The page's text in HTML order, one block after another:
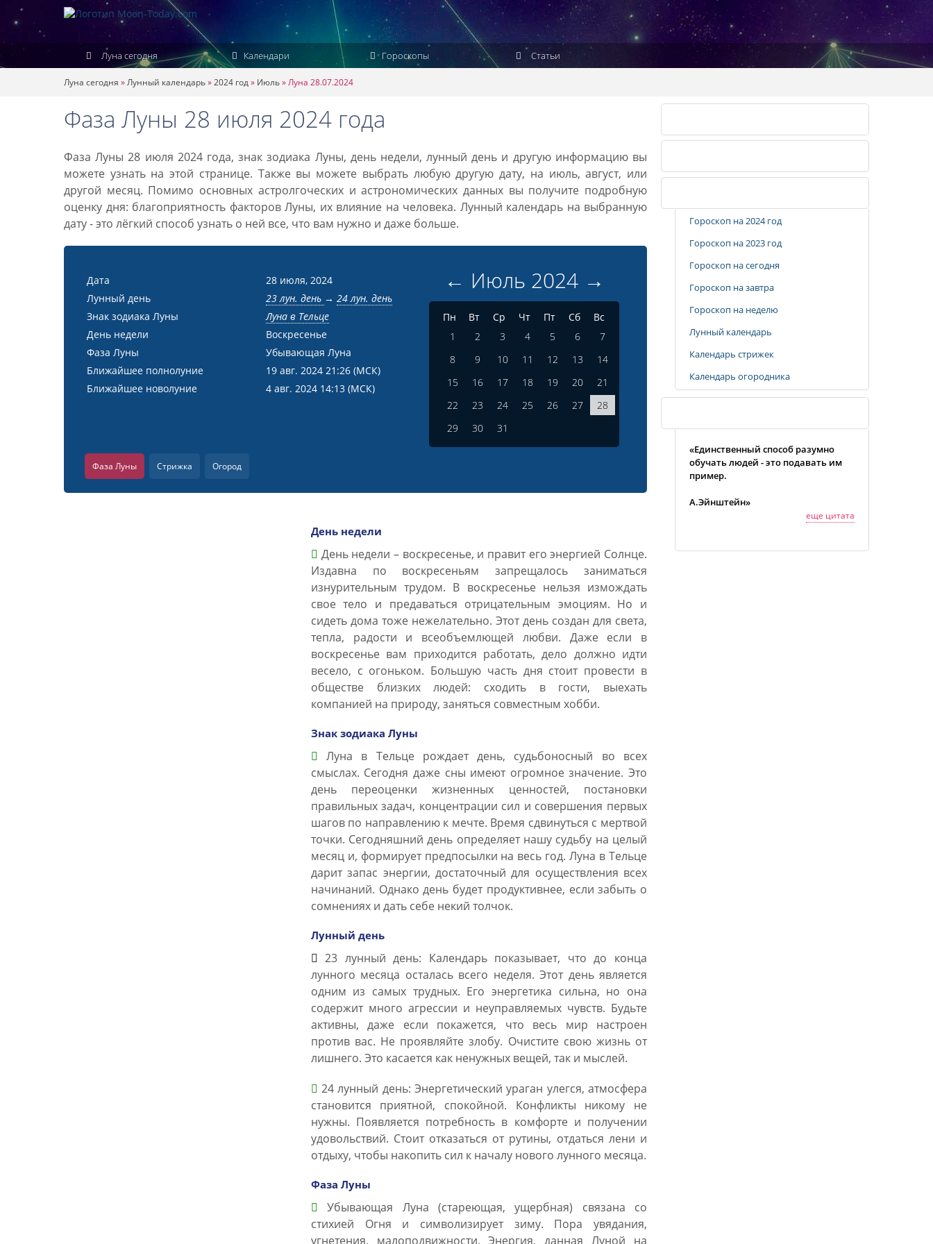
Луна сегодня Календари Гороскопы Статьи
Луна сегодня »Лунный календарь»2024 год» Июль»Луна 28.07.2024
Фаза Луны 28 июля 2024 года
Фаза Луны 28 июля 2024 года, знак зодиака Луны, день недели, лунный день и другую информацию вы
можете узнать на этой странице. Также вы можете выбрать любую другую дату, на июль, август, или
другой месяц. Помимо основных астролгоческих и астрономических данных вы получите подробную
оценку дня: благоприятность факторов Луны, их влияние на человека. Лунный календарь на выбранную
дату - это лёгкий способ узнать о ней все, что вам нужно и даже больше.
Дата
28 июля, 2024
Лунный день
23 лун. день → 24 лун. день
Знак зодиака Луны
Луна в Тельце
День недели
Воскресенье
Фаза Луны
Убывающая Луна
Ближайшее полнолуние
19 авг. 2024 21:26 (МСК)
Ближайшее новолуние
4 авг. 2024 14:13 (МСК)
← Июль 2024 →
Пн Вт Ср Чт Пт Сб
Вс
1
2 3 4 5 6
7
8
9 10 11 12 13
14
15
16 17 18 19 20
21
22
23 24 25 26 27
28
29
30 31
Фаза Луны Стрижка Огород
День недели
День недели – воскресенье, и правит его энергией Солнце.
Издавна по воскресеньям запрещалось заниматься
изнурительным трудом. В воскресенье нельзя измождать
свое тело и предаваться отрицательным эмоциям. Но и
сидеть дома тоже нежелательно. Этот день создан для света,
тепла, радости и всеобъемлющей любви. Даже если в
воскресенье вам приходится работать, дело должно идти
весело, с огоньком. Большую часть дня стоит провести в
обществе близких людей: сходить в гости, выехать
компанией на природу, заняться совместным хобби.
Знак зодиака Луны
Луна в Тельце рождает день, судьбоносный во всех
смыслах. Сегодня даже сны имеют огромное значение. Это
день переоценки жизненных ценностей, постановки
правильных задач, концентрации сил и совершения первых
шагов по направлению к мечте. Время сдвинуться с мертвой
точки. Сегодняшний день определяет нашу судьбу на целый
месяц и, формирует предпосылки на весь год. Луна в Тельце
дарит запас энергии, достаточный для осуществления всех
начинаний. Однако день будет продуктивнее, если забыть о
сомнениях и дать себе некий толчок.
Лунный день
23 лунный день: Календарь показывает, что до конца
лунного месяца осталась всего неделя. Этот день является
одним из самых трудных. Его энергетика сильна, но она
содержит много агрессии и неуправляемых чувств. Будьте
активны, даже если покажется, что весь мир настроен
против вас. Не проявляйте злобу. Очистите свою жизнь от
лишнего. Это касается как ненужных вещей, так и мыслей.
24 лунный день: Энергетический ураган улегся, атмосфера
становится приятной, спокойной. Конфликты никому не
нужны. Появляется потребность в комфорте и получении
удовольствий. Стоит отказаться от рутины, отдаться лени и
отдыху, чтобы накопить сил к началу нового лунного месяца.
Фаза Луны
Убывающая Луна (стареющая, ущербная) связана со
стихией Огня и символизирует зиму. Пора увядания,
угнетения, малоподвижности. Энергия, данная Луной на
Гороскоп на 2024 год
Гороскоп на 2023 год
Гороскоп на сегодня
Гороскоп на завтра
Гороскоп на неделю
Лунный календарь
Календарь стрижек
Календарь огородника
«Единственный способ разумно
обучать людей - это подавать им
пример.
А.Эйнштейн»
еще цитата